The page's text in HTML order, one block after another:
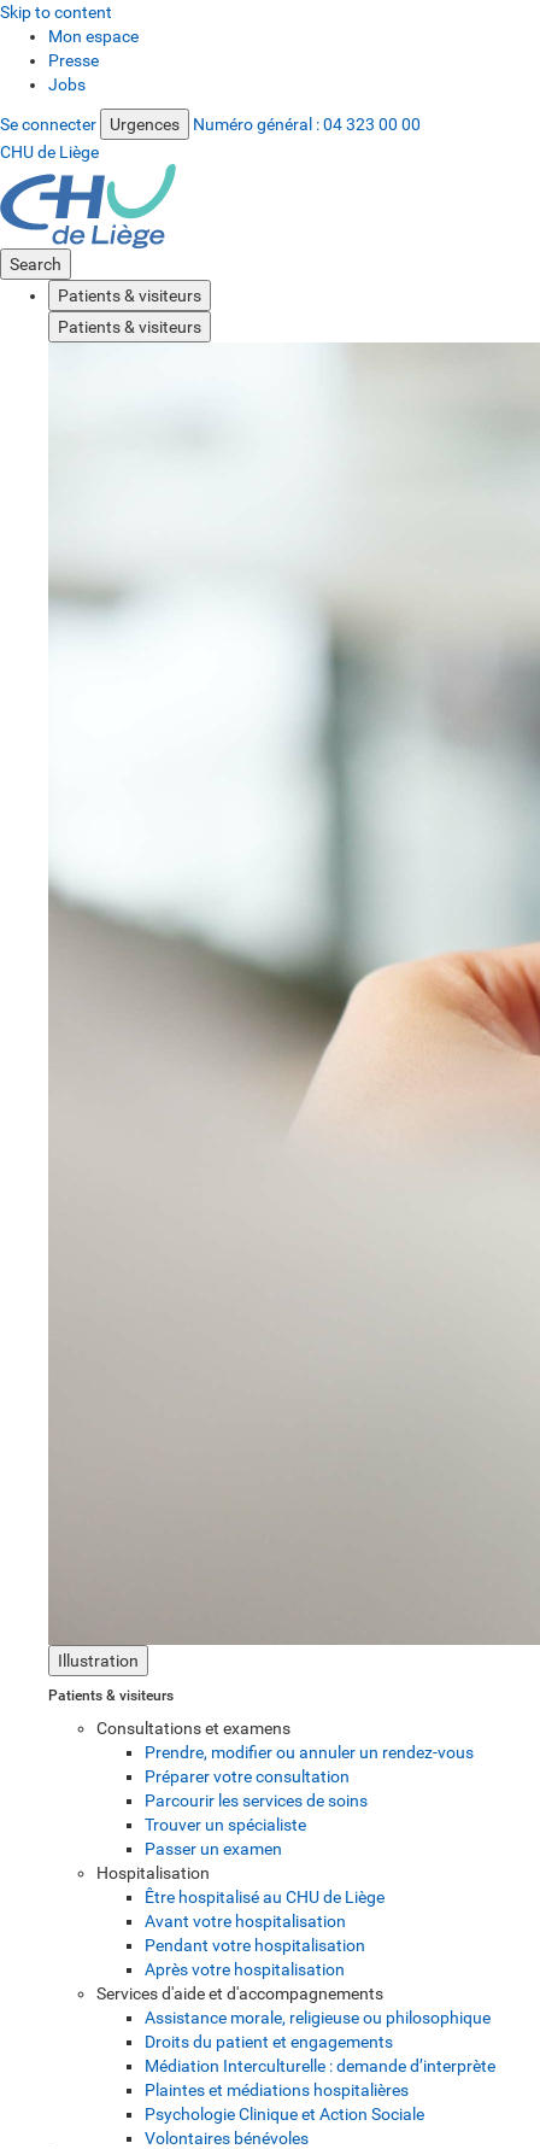
Skip to content
Mon espace
Presse
Jobs
Se connecter Urgences Numéro général :04 323 00 00
CHU de Liège
Search
Patients & visiteurs
Patients & visiteurs
Illustration
Patients & visiteurs
Consultations et examens
Prendre, modifier ou annuler un rendez-vous
Préparer votre consultation
Parcourir les services de soins
Trouver un spécialiste
Passer un examen
Hospitalisation
Être hospitalisé au CHU de Liège
Avant votre hospitalisation
Pendant votre hospitalisation
Après votre hospitalisation
Services d'aide et d'accompagnements
Assistance morale, religieuse ou philosophique
Droits du patient et engagements
Médiation Interculturelle : demande d’interprète
Plaintes et médiations hospitalières
Psychologie Clinique et Action Sociale
Volontaires bénévoles